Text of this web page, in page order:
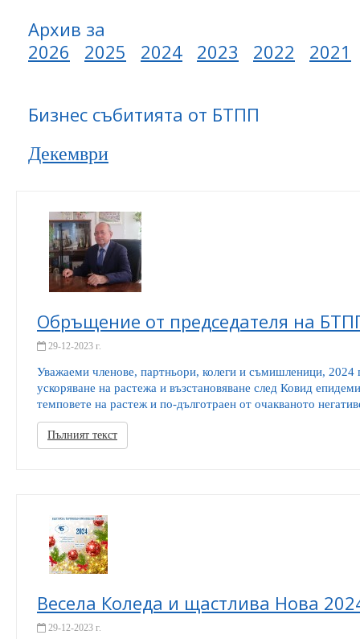
Архив за
2026
2025 2024 2023 2022 2021
Бизнес събитията от БТПП
Декември
Обръщение от председателя на
29-12-2023 г.
Уважаеми членове, партньори, колеги и съмишленици, 2024
ускоряване на растежа и възстановяване след Ковид
темповете на растеж и по-дълготраен от очакваното
Пълният текст
Весела Коледа и щастлива Нова
29-12-2023 г.